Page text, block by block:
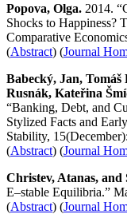
Popova, Olga. 2014.
Shocks to Happiness?
Comparative
(Abstract) (Journal
Babecký, Jan,
Rusnák, Kateřina
“Banking, Debt, and
Stylized Facts and
Stability,
(Abstract) (Journal
Christev, Atanas, and
E–stable Equilibria.”
(Abstract) (Journal